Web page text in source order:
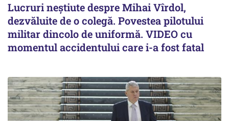
Lucruri neștiute despre Mihai Vîrdol,
dezvăluite de o colegă. Povestea pilotului
militar dincolo de uniformă. VIDEO cu
momentul accidentului care i-a fost fatal